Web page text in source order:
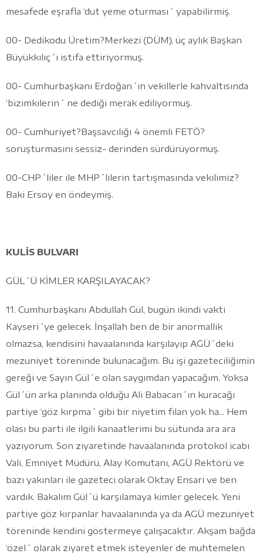
mesafede eşrafla ‘dut yeme oturması´ yapabilirmiş.
00- Dedikodu Üretim?Merkezi (DÜM), üç aylık Başkan
Büyükkılıç´ı istifa ettiriyormuş.
00- Cumhurbaşkanı Erdoğan´ın vekillerle kahvaltısında
‘bizimkilerin´ ne dediği merak ediliyormuş.
00- Cumhuriyet?Başsavcılığı 4 önemli FETÖ?
soruşturmasını sessiz- derinden sürdürüyormuş.
00-CHP´liler ile MHP´lilerin tartışmasında vekilimiz?
Baki Ersoy en öndeymiş.
KULİS BULVARI
GÜL´Ü KİMLER KARŞILAYACAK?
11. Cumhurbaşkanı Abdullah Gül, bugün ikindi vakti
Kayseri´ye gelecek. İnşallah ben de bir anormallik
olmazsa, kendisini havaalanında karşılayıp AGÜ´deki
mezuniyet töreninde bulunacağım. Bu işi gazeteciliğimin
gereği ve Sayın Gül´e olan saygımdan yapacağım. Yoksa
Gül´ün arka planında olduğu Ali Babacan´ın kuracağı
partiye ‘göz kırpma´ gibi bir niyetim filan yok ha... Hem
olası bu parti ile ilgili kanaatlerimi bu sütunda ara ara
yazıyorum. Son ziyaretinde havaalanında protokol icabı
Vali, Emniyet Müdürü, Alay Komutanı, AGÜ Rektörü ve
bazı yakınları ile gazeteci olarak Oktay Ensari ve ben
vardık. Bakalım Gül´ü karşılamaya kimler gelecek. Yeni
partiye göz kırpanlar havaalanında ya da AGÜ mezuniyet
töreninde kendini göstermeye çalışacaktır. Akşam bağda
‘özel´ olarak ziyaret etmek isteyenler de muhtemelen